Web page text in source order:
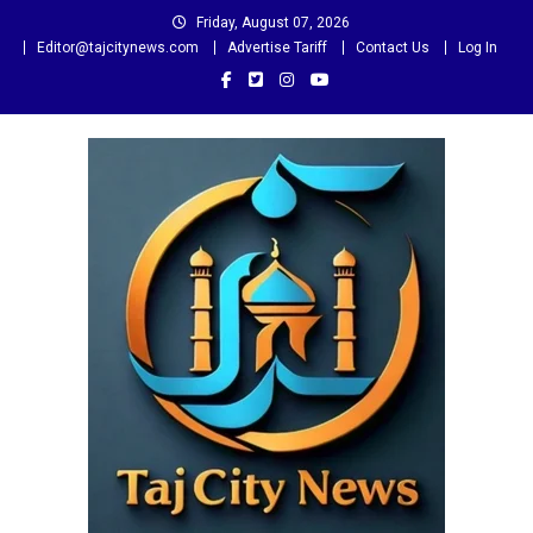
Friday, August 07, 2026
Editor@tajcitynews.com
Advertise Tariff Contact Us Log In